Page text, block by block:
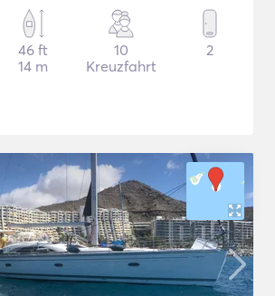
46 ft
14 m
10
Kreuzfahrt
2